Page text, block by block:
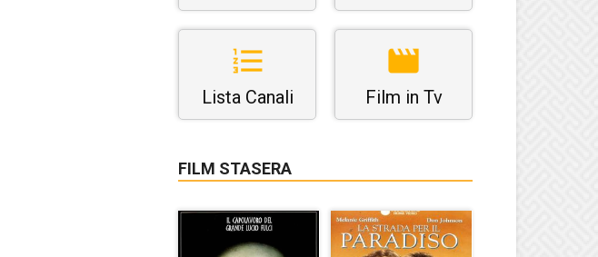
Lista Canali Film in Tv
FILM STASERA